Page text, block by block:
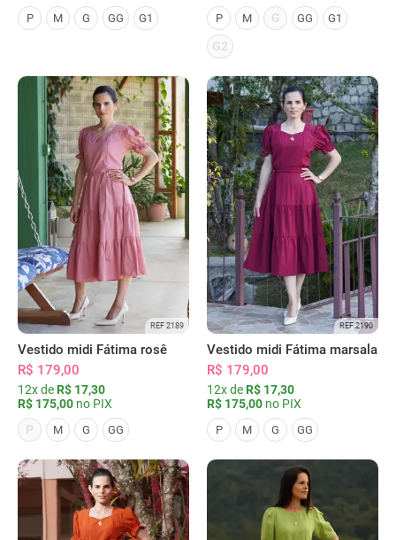
P M G GG G1 P M G GG G1
G2
REF 2189
Vestido midi Fátima rosê
R$ 179,00
12x de R$ 17,30
R$ 175,00 no PIX
P
M G GG
REF 2190
Vestido midi Fátima marsala
R$ 179,00
12x de R$ 17,30
R$ 175,00 no PIX
P M G GG